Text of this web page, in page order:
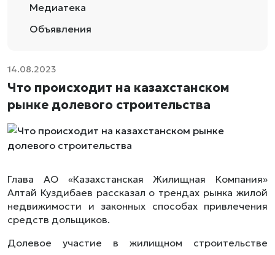
Медиатека
Объявления
14.08.2023
Что происходит на казахстанском
рынке долевого строительства
Глава АО «Казахстанская Жилищная Компания»
Алтай Куздибаев рассказал о трендах рынка жилой
недвижимости и законных способах привлечения
средств дольщиков.
Долевое участие в жилищном строительстве